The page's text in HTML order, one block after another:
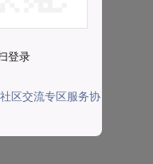
登录
社区交流专区服务协